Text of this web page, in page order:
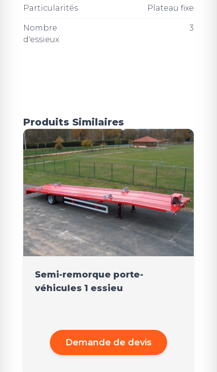
Particularités Plateau fixe
Nombre
d'essieux
3
Produits Similaires
Semi-remorque porte-
véhicules 1 essieu
Demande de devis